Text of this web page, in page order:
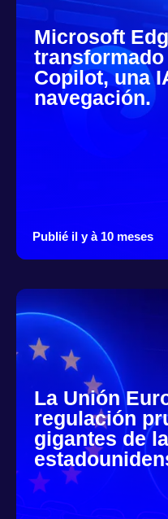
Microsoft
Copilot, una
navegación.
Publié il y à 10 meses
La Unión
regulación
gigantes de